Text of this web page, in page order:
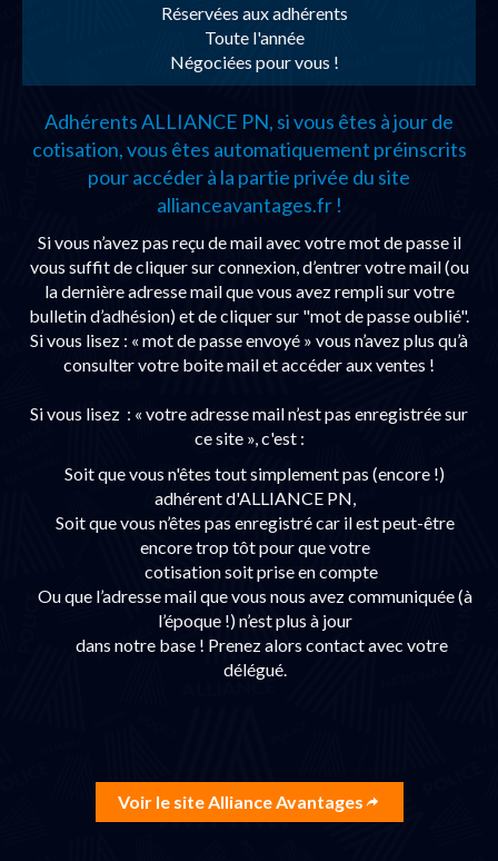
Réservées aux adhérents
Toute l'année
Négociées pour vous !
Adhérents ALLIANCE PN, si vous êtes à jour de
cotisation, vous êtes automatiquement préinscrits
pour accéder à la partie privée du site
allianceavantages.fr !
Si vous n’avez pas reçu de mail avec votre mot de passe il
vous suffit de cliquer sur connexion, d’entrer votre mail (ou
la dernière adresse mail que vous avez rempli sur votre
bulletin d’adhésion) et de cliquer sur "mot de passe oublié".
Si vous lisez : « mot de passe envoyé » vous n’avez plus qu’à
consulter votre boite mail et accéder aux ventes !
Si vous lisez : « votre adresse mail n’est pas enregistrée sur
ce site », c'est :
Soit que vous n'êtes tout simplement pas (encore !)
adhérent d'ALLIANCE PN,
Soit que vous n’êtes pas enregistré car il est peut-être
encore trop tôt pour que votre
cotisation soit prise en compte
Ou que l’adresse mail que vous nous avez communiquée (à
l’époque !) n’est plus à jour
dans notre base ! Prenez alors contact avec votre
délégué.
Voir le site Alliance Avantages